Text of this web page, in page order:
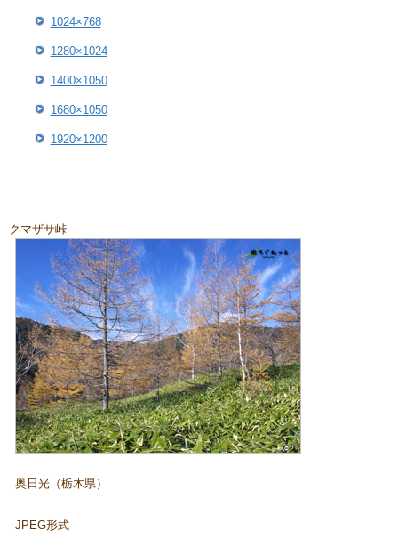
1024×768
1280×1024
1400×1050
1680×1050
1920×1200
クマザサ峠
奥日光（栃木県）
JPEG形式